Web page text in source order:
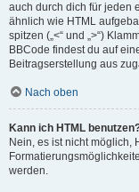
auch durch dich für jeden
ähnlich wie HTML
spitzen („<“ und „>“)
BBCode findest du auf
Beitragserstellung aus
Nach oben
Kann ich HTML
Nein, es ist nicht möglich,
werden.